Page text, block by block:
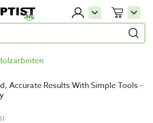
Accurate Results With Simple Tools -